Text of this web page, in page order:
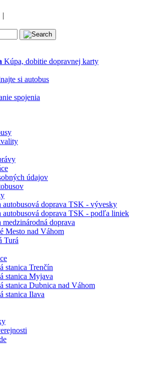
Kúpa, dobitie dopravnej karty
si autobus
spojenia
údajov
autobusová doprava TSK - vývesky
autobusová doprava TSK - podľa liniek
doprava
Mesto nad Váhom
Turá
stanica Trenčín
stanica Myjava
stanica Dubnica nad Váhom
stanica Ilava